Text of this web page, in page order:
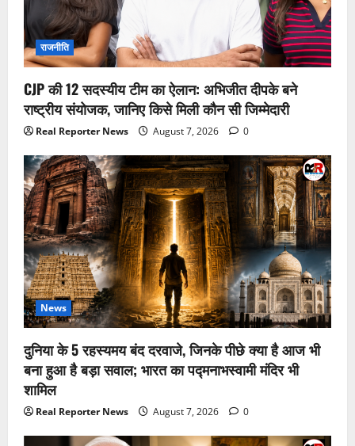
राजनीति
CJP की 12 सदस्यीय टीम का ऐलान: अभिजीत दीपके बने
राष्ट्रीय संयोजक, जानिए किसे मिली कौन सी जिम्मेदारी
Real Reporter News August 7, 2026 0
News
दुनिया के 5 रहस्यमय बंद दरवाजे, जिनके पीछे क्या है आज भी
बना हुआ है बड़ा सवाल; भारत का पद्मनाभस्वामी मंदिर भी
शामिल
Real Reporter News August 7, 2026 0